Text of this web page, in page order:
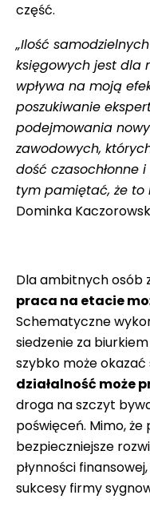
część.
„Ilość
księgowych jest dla
wpływa na moją
poszukiwanie
podejmowania
zawodowych,
dość czasochłonne
tym pamiętać, że to
Dominka
Dla ambitnych osób
praca na etacie
Schematyczne
siedzenie za
szybko może okazać
działalność może
droga na szczyt
poświęceń. Mimo,
bezpieczniejsze
płynności
sukcesy firmy